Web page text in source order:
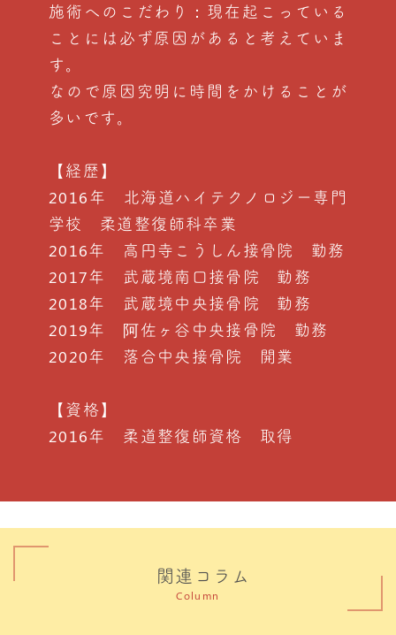
施術へのこだわり：現在起こっている
ことには必ず原因があると考えていま
す。
なので原因究明に時間をかけることが
多いです。
【経歴】
2016年 北海道ハイテクノロジー専門
学校 柔道整復師科卒業
2016年 高円寺こうしん接骨院 勤務
2017年 武蔵境南口接骨院 勤務
2018年 武蔵境中央接骨院 勤務
2019年 阿佐ヶ谷中央接骨院 勤務
2020年 落合中央接骨院 開業
【資格】
2016年 柔道整復師資格 取得
関連コラム
Column